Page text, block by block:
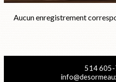
Aucun enregistrement
514